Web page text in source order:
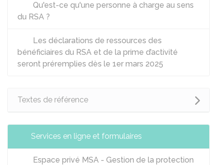
Qu'est-ce qu'une personne à charge au sens
du RSA ?
Les déclarations de ressources des
bénéficiaires du RSA et de la prime d’activité
seront préremplies dès le 1er mars 2025
Textes de référence
Services en ligne et formulaires
Espace privé MSA - Gestion de la protection